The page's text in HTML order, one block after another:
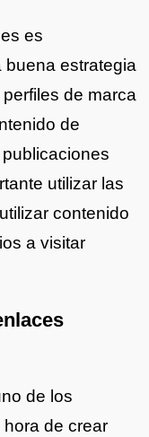
es
buena estrategia
de marca
de
utilizar las
contenido
a visitar
de los
de crear